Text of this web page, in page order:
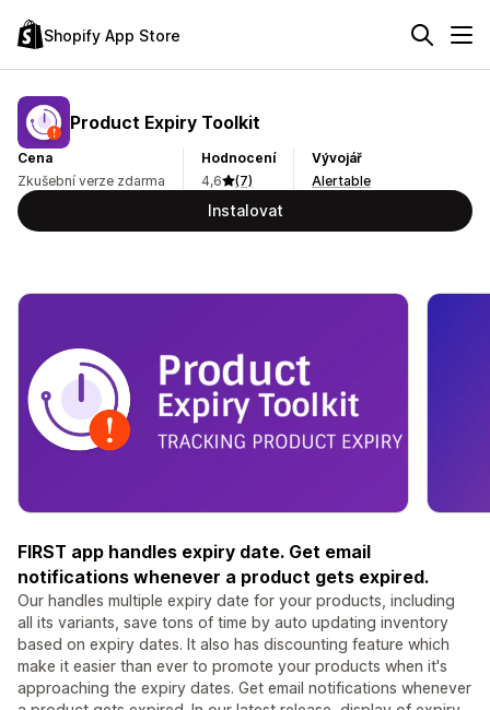
Shopify App Store
Product Expiry Toolkit
Cena
Zkušební verze zdarma
Hodnocení
4,6
(7)
Vývojář
Alertable
Instalovat
FIRST app handles expiry date. Get email
notifications whenever a product gets expired.
Our handles multiple expiry date for your products, including
all its variants, save tons of time by auto updating inventory
based on expiry dates. It also has discounting feature which
make it easier than ever to promote your products when it's
approaching the expiry dates. Get email notifications whenever